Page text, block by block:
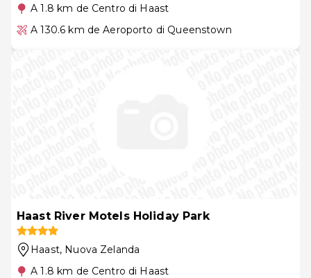
A 1.8 km de Centro di Haast
A 130.6 km de Aeroporto di Queenstown
Haast River Motels Holiday Park
Haast, Nuova Zelanda
A 1.8 km de Centro di Haast